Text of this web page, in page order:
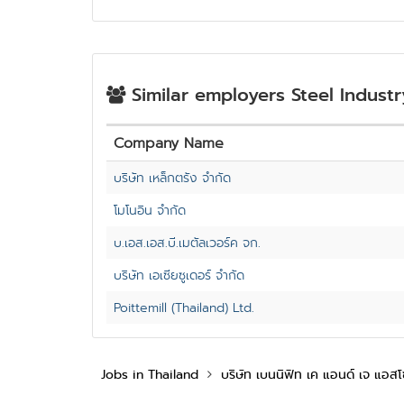
Similar employers Steel
Company Name
บริษัท เหล็กตรัง จำกัด
โมโนอิน จำกัด
บ.เอส.เอส.บี.เมตัลเวอร์ค จก.
บริษัท เอเซียซูเดอร์ จำกัด
Poittemill (Thailand) Ltd.
Jobs in Thailand บริษัท เบนนิฟิท เค แอนด์ เจ แอส